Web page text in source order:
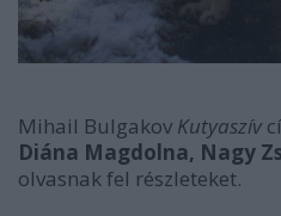
Mihail Bulgakov Kutyaszív
Diána Magdolna, Nagy
olvasnak fel részleteket.